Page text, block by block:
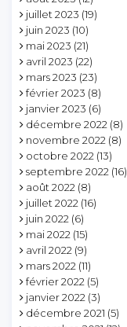
juillet 2023 (19)
juin 2023 (10)
mai 2023 (21)
avril 2023 (22)
mars 2023 (23)
février 2023 (8)
janvier 2023 (6)
décembre 2022 (8)
novembre 2022 (8)
octobre 2022 (13)
septembre 2022 (16)
août 2022 (8)
juillet 2022 (16)
juin 2022 (6)
mai 2022 (15)
avril 2022 (9)
mars 2022 (11)
février 2022 (5)
janvier 2022 (3)
décembre 2021 (5)